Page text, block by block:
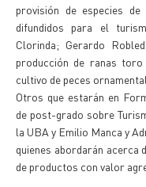
provisión de especies
difundidos para el
Clorinda; Gerardo
producción de ranas
cultivo de peces
Otros que estarán en
de post-grado sobre
la UBA y Emilio Manca y
quienes abordarán
de productos con valor